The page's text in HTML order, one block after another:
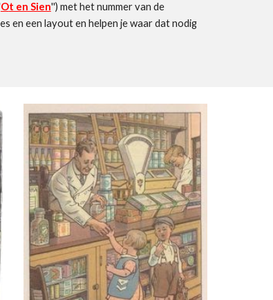
Ot en Sien'') met het nummer van de
en een layout en helpen je waar dat nodig